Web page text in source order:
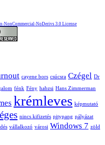
NonCommercial-NoDerivs 3.0 License
cayene bors csúcsra Czégel Dr
fénk Fény habzsi Hans Zimmerman
krémleves képmutató
nincs kifizetés pitypang pályázat
vállalkozó városi Windows 7 zöld